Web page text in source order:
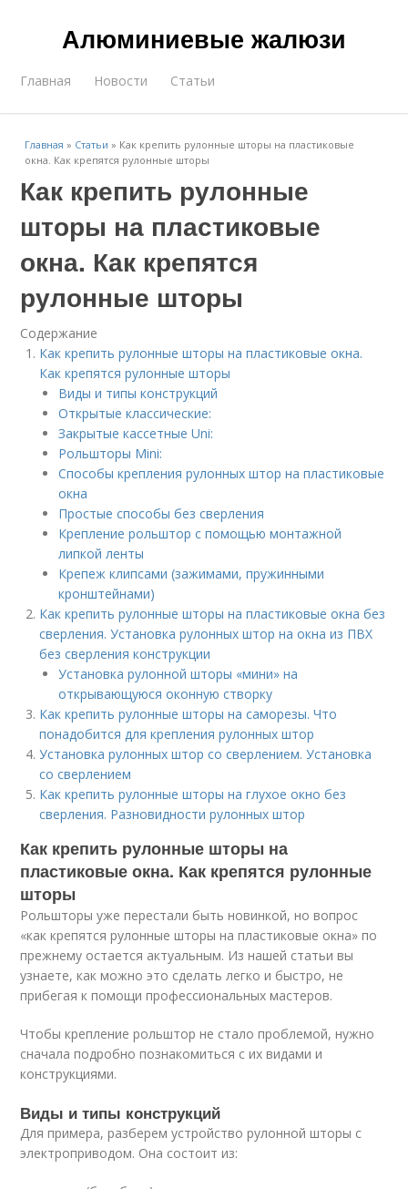
Алюминиевые жалюзи
Главная Новости Статьи
Главная » Статьи » Как крепить рулонные шторы на пластиковые
окна. Как крепятся рулонные шторы
Как крепить рулонные
шторы на пластиковые
окна. Как крепятся
рулонные шторы
Содержание
Как крепить рулонные шторы на пластиковые окна.
Как крепятся рулонные шторы
Виды и типы конструкций
Открытые классические:
Закрытые кассетные Uni:
Рольшторы Mini:
Способы крепления рулонных штор на пластиковые
окна
Простые способы без сверления
Крепление рольштор с помощью монтажной
липкой ленты
Крепеж клипсами (зажимами, пружинными
кронштейнами)
Как крепить рулонные шторы на пластиковые окна без
сверления. Установка рулонных штор на окна из ПВХ
без сверления конструкции
Установка рулонной шторы «мини» на
открывающуюся оконную створку
Как крепить рулонные шторы на саморезы. Что
понадобится для крепления рулонных штор
Установка рулонных штор со сверлением. Установка
со сверлением
Как крепить рулонные шторы на глухое окно без
сверления. Разновидности рулонных штор
Как крепить рулонные шторы на
пластиковые окна. Как крепятся рулонные
шторы
Рольшторы уже перестали быть новинкой, но вопрос
«как крепятся рулонные шторы на пластиковые окна» по
прежнему остается актуальным. Из нашей статьи вы
узнаете, как можно это сделать легко и быстро, не
прибегая к помощи профессиональных мастеров.
Чтобы крепление рольштор не стало проблемой, нужно
сначала подробно познакомиться с их видами и
конструкциями.
Виды и типы конструкций
Для примера, разберем устройство рулонной шторы с
электроприводом. Она состоит из: